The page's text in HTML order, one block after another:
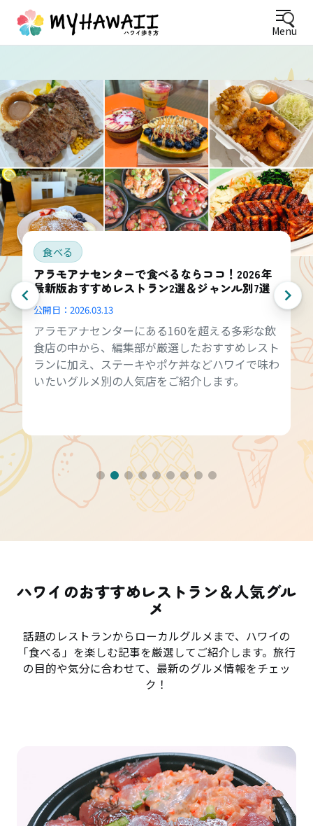
Menu
食べる
アラモアナセンターで食べるならココ！2026年
最新版おすすめレストラン2選＆ジャンル別7選
公開日： 2026.03.13
アラモアナセンターにある160を超える多彩な飲
食店の中から、編集部が厳選したおすすめレスト
ランに加え、ステーキやポケ丼などハワイで味わ
いたいグルメ別の人気店をご紹介します。
ハワイのおすすめレストラン＆人気グル
メ
話題のレストランからローカルグルメまで、ハワイの
「食べる」を楽しむ記事を厳選してご紹介します。旅行
の目的や気分に合わせて、最新のグルメ情報をチェッ
ク！